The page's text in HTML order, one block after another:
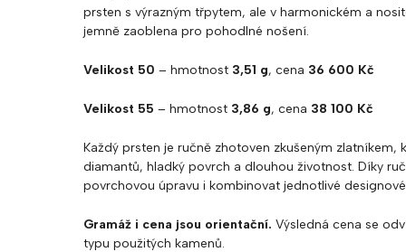
prsten s výrazným třpytem, ale v harmonickém a
jemně zaoblena pro pohodlné nošení.
Velikost 50 – hmotnost 3,51 g, cena 36 600 Kč
Velikost 55 – hmotnost 3,86 g, cena 38 100 Kč
Každý prsten je ručně zhotoven zkušeným zlatníkem,
diamantů, hladký povrch a dlouhou životnost. Díky
povrchovou úpravu i kombinovat jednotlivé
Gramáž i cena jsou orientační. Výsledná cena se
typu použitých kamenů.